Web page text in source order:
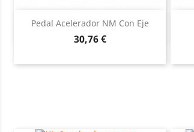
Pedal Acelerador NM Con Eje
Precio
30,76 €
Vista rápida